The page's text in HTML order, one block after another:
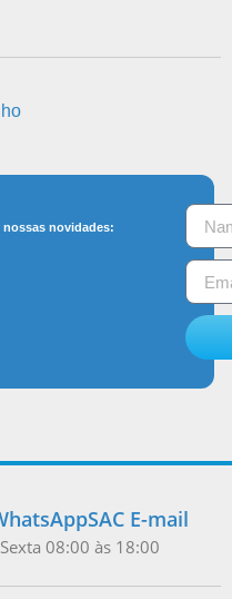
nossas novidades:
SAC E-mail
08:00 às 18:00